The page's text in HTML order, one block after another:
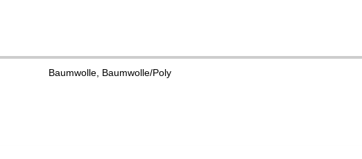
Baumwolle, Baumwolle/Poly